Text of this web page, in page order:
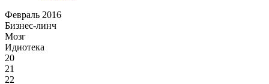
Февраль 2016
Бизнес-линч
Мозг
Идиотека
20
21
22